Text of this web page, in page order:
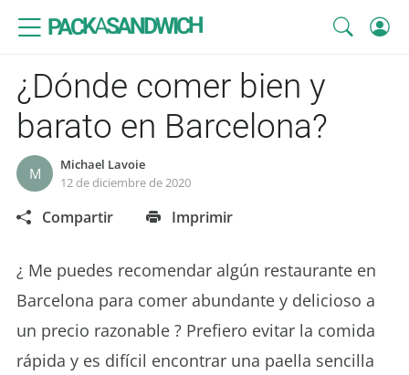
PACKASANDWICH
¿Dónde comer bien y
barato en Barcelona?
M
Michael Lavoie
12 de diciembre de 2020
Compartir Imprimir
¿ Me puedes recomendar algún restaurante en
Barcelona para comer abundante y delicioso a
un precio razonable ? Prefiero evitar la comida
rápida y es difícil encontrar una paella sencilla